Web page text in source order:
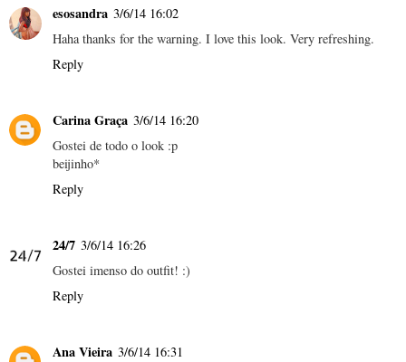
esosandra 3/6/14 16:02
Haha thanks for the warning. I love this look. Very refreshing.
Reply
Carina Graça 3/6/14 16:20
Gostei de todo o look :p
beijinho*
Reply
24/7 3/6/14 16:26
Gostei imenso do outfit! :)
Reply
Ana Vieira 3/6/14 16:31